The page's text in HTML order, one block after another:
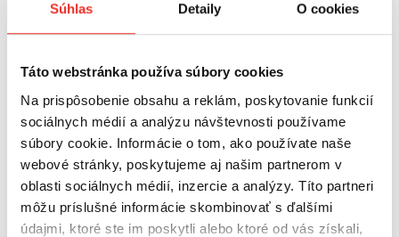
Súhlas Detaily O cookies
Táto webstránka používa súbory cookies
Na prispôsobenie obsahu a reklám, poskytovanie funkcií
sociálnych médií a analýzu návštevnosti používame
súbory cookie. Informácie o tom, ako používate naše
webové stránky, poskytujeme aj našim partnerom v
oblasti sociálnych médií, inzercie a analýzy. Títo partneri
môžu príslušné informácie skombinovať s ďalšími
údajmi, ktoré ste im poskytli alebo ktoré od vás získali,